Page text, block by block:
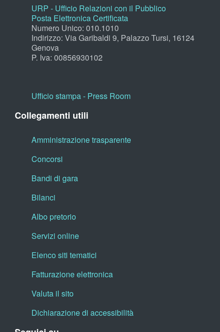
URP - Ufficio Relazioni con il Pubblico
Posta Elettronica Certificata
Numero Unico: 010.1010
Indirizzo: Via Garibaldi 9, Palazzo Tursi, 16124
Genova
P. Iva: 00856930102
Ufficio stampa - Press Room
Collegamenti utili
Amministrazione trasparente
Concorsi
Bandi di gara
Bilanci
Albo pretorio
Servizi online
Elenco siti tematici
Fatturazione elettronica
Valuta il sito
Dichiarazione di accessibilità